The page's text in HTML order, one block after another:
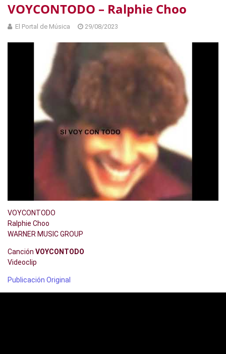
VOYCONTODO – Ralphie Choo
El Portal de Música 29/08/2023
VOYCONTODO
Ralphie Choo
WARNER MUSIC GROUP
Canción VOYCONTODO
Videoclip
Publicación Original